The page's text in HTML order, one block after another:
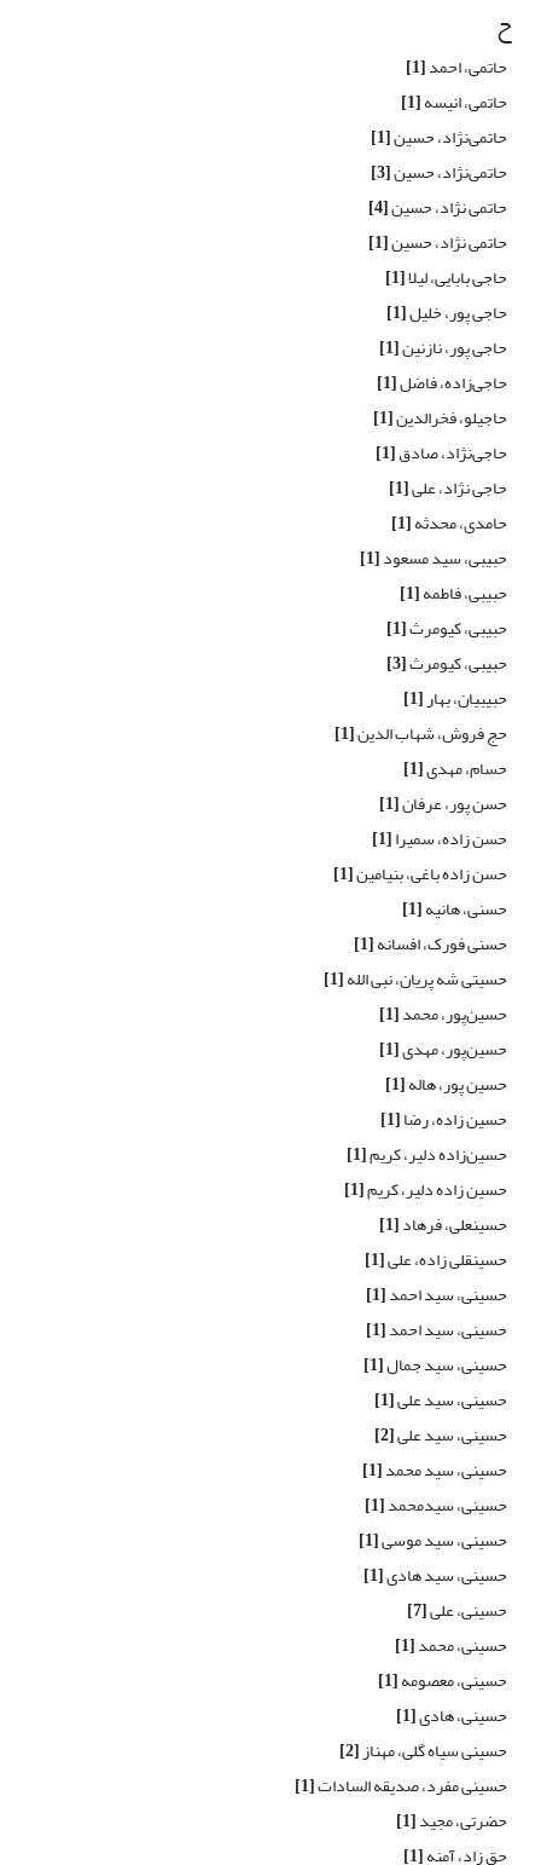
ح
حاتمی، احمد[1]
حاتمی، انیسه[1]
حاتمی‌نژاد، حسین[1]
حاتمی‌نژاد، حسین[3]
حاتمی نژاد، حسین[4]
حاتمی نژاد، حسین[1]
حاجی بابایی، لیلا[1]
حاجی پور، خلیل[1]
حاجی پور، نازنین[1]
حاجی‌زاده، فاضل[1]
حاجیلو، فخرالدین[1]
حاجی‌نژاد، صادق[1]
حاجی نژاد، علی[1]
حامدی، محدثه[1]
حبیبی، سید مسعود[1]
حبیبی، فاطمه[1]
حبیبی، کیومرث[1]
حبیبی، کیومرث[3]
حبیبیان، بهار[1]
حج فروش، شهاب الدین[1]
حسام، مهدی[1]
حسن پور، عرفان[1]
حسن زاده، سمیرا[1]
حسن زاده باغی، بنیامین[1]
حسنی، هانیه[1]
حسنی فورک، افسانه[1]
حسیتی شه پریان، نبی الله[1]
حسین‌پور، محمد[1]
حسین‌پور، مهدی[1]
حسین پور، هاله[1]
حسین زاده، رضا[1]
حسین‌زاده دلیر، کریم[1]
حسین زاده دلیر، کریم[1]
حسینعلی، فرهاد[1]
حسینقلی زاده، علی[1]
حسینی، سید احمد[1]
حسینی، سید احمد[1]
حسینی، سید جمال[1]
حسینی، سید علی[1]
حسینی، سید علی[2]
حسینی، سید محمد[1]
حسینی، سیدمحمد[1]
حسینی، سید موسی[1]
حسینی، سید هادی[1]
حسینی، علی[7]
حسینی، محمد[1]
حسینی، معصومه[1]
حسینی، هادی[1]
حسینی سیاه گلی، مهناز[2]
حسینی مفرد، صدیقه السادات[1]
حضرتی، مجید[1]
حق زاد، آمنه[1]